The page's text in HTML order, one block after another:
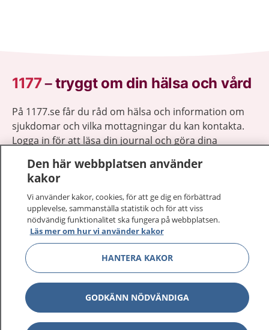
1177–tryggt om din hälsa och vård
På 1177.se får du råd om hälsa och information om
sjukdomar och vilka mottagningar du kan kontakta.
Logga in för att läsa din journal och göra dina
sjukvårdsrådgivning dygnet runt.
1177 ger dig råd när du vill må bättre.
1177 på flera språk Visa
Om 1177 Visa
Visa
Den här webbplatsen använder
kakor
Vi använder kakor, cookies, för att ge dig en förbättrad
upplevelse, sammanställa statistik och för att viss
nödvändig funktionalitet ska fungera på webbplatsen.
Läs mer om hur vi använder kakor
HANTERA KAKOR
GODKÄNN NÖDVÄNDIGA